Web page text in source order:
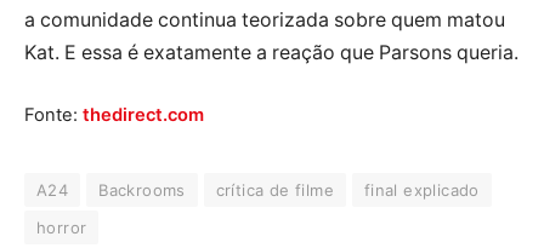
a comunidade continua teorizada sobre quem matou
Kat. E essa é exatamente a reação que Parsons queria.
Fonte: thedirect.com
A24 Backrooms crítica de filme
final explicado
horror